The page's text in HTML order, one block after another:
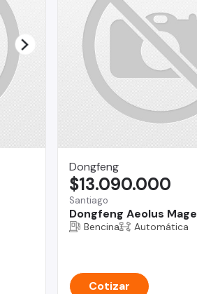
Dongfeng
Santiago
Dongfeng Aeolus Mage
$13.090.000
Bencina Automática
Cotizar